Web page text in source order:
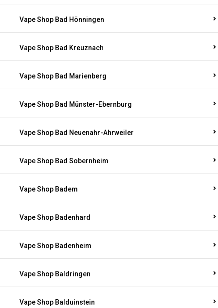
Vape Shop Bad Hönningen
Vape Shop Bad Kreuznach
Vape Shop Bad Marienberg
Vape Shop Bad Münster-Ebernburg
Vape Shop Bad Neuenahr-Ahrweiler
Vape Shop Bad Sobernheim
Vape Shop Badem
Vape Shop Badenhard
Vape Shop Badenheim
Vape Shop Baldringen
Vape Shop Balduinstein